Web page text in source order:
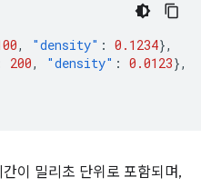
, "density" : 0.1234},
200, "density" : 0.0123},
이 밀리초 단위로 포함되며,